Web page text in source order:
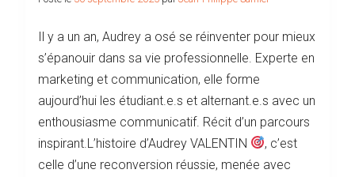
Il y a un an, Audrey a osé se réinventer pour mieux
s’épanouir dans sa vie professionnelle. Experte en
marketing et communication, elle forme
aujourd’hui les étudiant.e.s et alternant.e.s avec un
enthousiasme communicatif. Récit d’un parcours
inspirant.L’histoire d’Audrey VALENTIN
, c’est
celle d’une reconversion réussie, menée avec